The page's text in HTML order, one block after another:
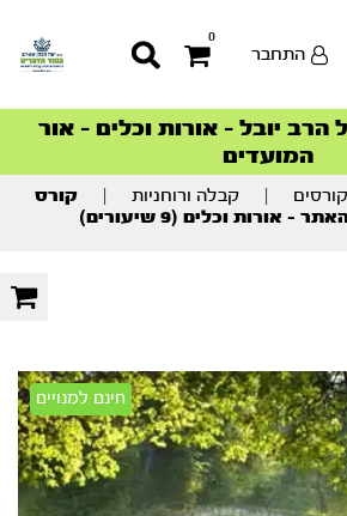
0
התחבר
הפודקאסטים
החודש – דרך המלך
יובל – אורות וכלים – אור
המועדים
הבריאות הטבעית >
הפודקאסטים
החודש – דרך המלך
קורסים קבלה ורוחניות
קורס
אורות וכלים (9 שיעורים)
חינם למנויים